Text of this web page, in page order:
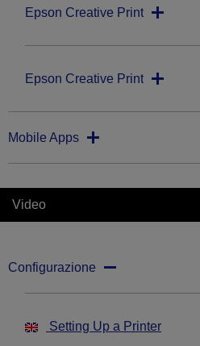
Epson Creative Print
Epson Creative Print
Mobile Apps
Video
Configurazione
Setting Up a Printer